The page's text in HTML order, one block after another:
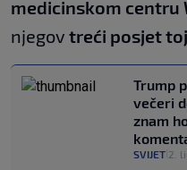
medicinskom centru
njegov treći posjet
Trump
večeri
znam
SVIJET 2.